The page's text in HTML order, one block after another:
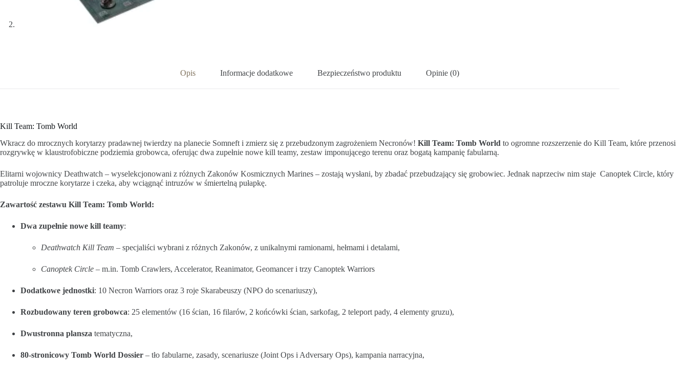
Opis Informacje dodatkowe Bezpieczeństwo produktu Opinie (0)
Kill Team: Tomb World
Wkracz do mrocznych korytarzy pradawnej twierdzy na planecie Somneft i zmierz się z przebudzonym zagrożeniem Necronów! Kill Team: Tomb World to ogromne rozszerzenie do Kill Team, które przenosi
rozgrywkę w klaustrofobiczne podziemia grobowca, oferując dwa zupełnie nowe kill teamy, zestaw imponującego terenu oraz bogatą kampanię fabularną.
Elitarni wojownicy Deathwatch – wyselekcjonowani z różnych Zakonów Kosmicznych Marines – zostają wysłani, by zbadać przebudzający się grobowiec. Jednak naprzeciw nim staje Canoptek Circle, który
patroluje mroczne korytarze i czeka, aby wciągnąć intruzów w śmiertelną pułapkę.
Zawartość zestawu Kill Team: Tomb World:
Dwa zupełnie nowe kill teamy:
Deathwatch Kill Team – specjaliści wybrani z różnych Zakonów, z unikalnymi ramionami, hełmami i detalami,
Canoptek Circle – m.in. Tomb Crawlers, Accelerator, Reanimator, Geomancer i trzy Canoptek Warriors
Dodatkowe jednostki: 10 Necron Warriors oraz 3 roje Skarabeuszy (NPO do scenariuszy),
Rozbudowany teren grobowca: 25 elementów (16 ścian, 16 filarów, 2 końcówki ścian, sarkofag, 2 teleport pady, 4 elementy gruzu),
Dwustronna plansza tematyczna,
80-stronicowy Tomb World Dossier – tło fabularne, zasady, scenariusze (Joint Ops i Adversary Ops), kampania narracyjna,